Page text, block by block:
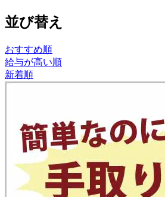
並び替え
おすすめ順
給与が高い順
新着順